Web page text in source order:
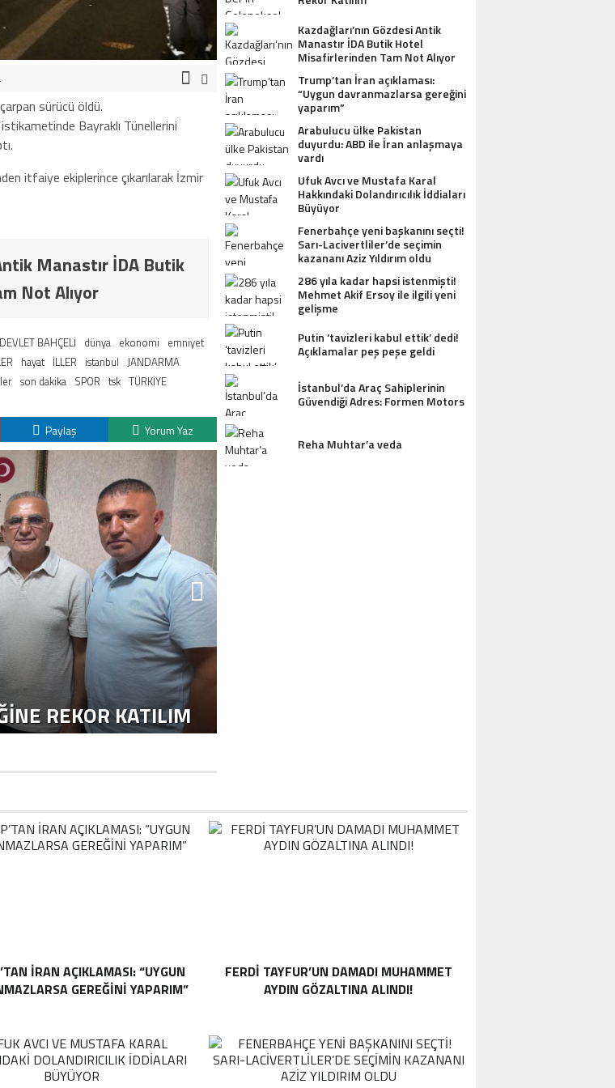
sürücü öldü.
Bayraklı Tünellerini
itfaiye ekiplerince çıkarılarak İzmir
Manastır İDA Butik
Not Alıyor
DEVLET BAHÇELİ dünya ekonomi emniyet
hayat İLLER istanbul JANDARMA
son dakika SPOR tsk TÜRKİYE
Paylaş Yorum Yaz
REKOR KATILIM
KAZDAĞLARI’NIN GÖZDESI ANTIK
Kazdağları’nın Gözdesi Antik
Manastır İDA Butik Hotel
Misafirlerinden Tam Not Alıyor
Trump’tan İran açıklaması:
“Uygun davranmazlarsa gereğini
yaparım”
Arabulucu ülke Pakistan
duyurdu: ABD ile İran anlaşmaya
vardı
Ufuk Avcı ve Mustafa Karal
Hakkındaki Dolandırıcılık İddiaları
Büyüyor
Fenerbahçe yeni başkanını seçti!
Sarı-Lacivertliler’de seçimin
kazananı Aziz Yıldırım oldu
286 yıla kadar hapsi istenmişti!
Mehmet Akif Ersoy ile ilgili yeni
gelişme
Putin ‘tavizleri kabul ettik’ dedi!
Açıklamalar peş peşe geldi
İstanbul’da Araç Sahiplerinin
Güvendiği Adres: Formen Motors
Reha Muhtar’a veda
İRAN AÇIKLAMASI: “UYGUN
GEREĞINI YAPARIM”
FERDI TAYFUR’UN DAMADI MUHAMMET
AYDIN GÖZALTINA ALINDI!